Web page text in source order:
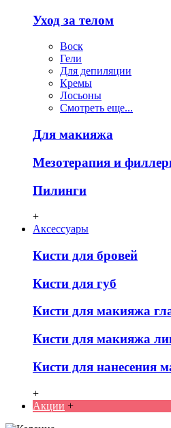
Уход за телом
Воск
Гели
Для депиляции
Кремы
Лосьоны
Смотреть еще...
Для макияжа
Мезотерапия и
Пилинги
+
Аксессуары
Кисти для бровей
Кисти для губ
Кисти для макияжа
Кисти для макияжа
Кисти для нанесения
+
Акции +